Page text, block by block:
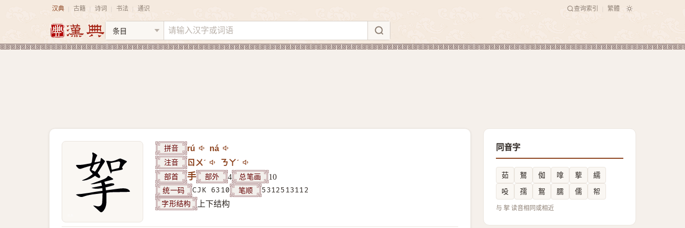
汉典 古籍 诗词 书法 通识 查询索引 繁體
拼音 rú ná
注音 ㄖㄨˊ ㄋㄚˊ
部首 手 部外 4 总笔画 10
统一码 CJK 6310 笔顺 5312513112
字形结构 上下结构
同音字
茹 鴑 侞 嗱 蒘
繻
吺
孺 鴽 臑 儒 帤
与 挐 读音相同或相近